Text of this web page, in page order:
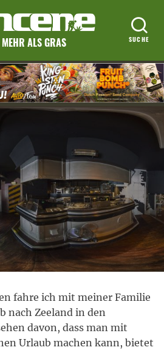
MEHR ALS GRAS
fahre ich mit meiner Familie
nach Zeeland in den
davon, dass man mit
Urlaub machen kann, bietet